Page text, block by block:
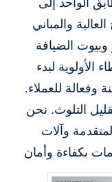
والمباني
وبيوت الضيافة
الأولوية لبدء
للعملاء.
التلوث. نحن
وآلات
بكفاءة وأمان